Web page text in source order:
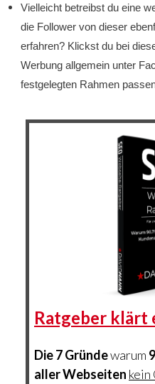
Vielleicht betreibst du eine
die Follower von dieser
erfahren? Klickst du bei
Werbung allgemein unter
festgelegten Rahmen
Ratgeber klärt
Die 7 Gründewarum
allerWebseiten kein